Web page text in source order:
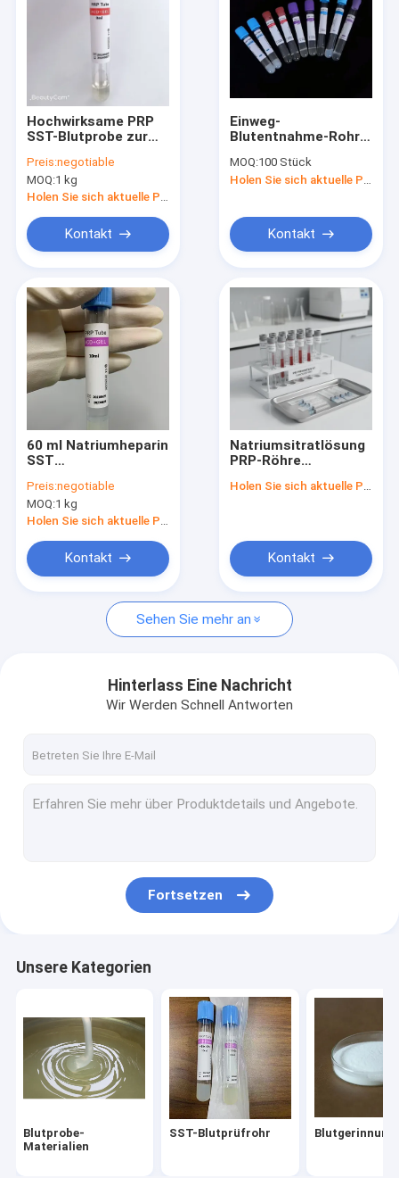
Produkte
Über uns
Fabrik Tour
Qualitätskontrolle
Referenzen
Blutprobe-Materialien
SST-Blutprüfrohr
Serum-Trennungs-Gel
Verbrauchsmaterialien für die medizinische Versorgung
Hochwirksame PRP
SST-Blutprobe zur
Osteoarthritis
Preis:negotiable
MOQ:1 kg
Holen Sie sich aktuelle Preis
Kontakt
Einweg-
Blutentnahme-Rohr
Einweg-Vakuum-
Steril-Rohr
MOQ:100 Stück
Kontakt
60 ml Natriumheparin
SST
PRP Vacutainer
Preis:negotiable
MOQ:1 kg
Holen Sie sich aktuelle Preis
Kontakt
Natriumsitratlösung
PRP-Röhre
Plasma-Präparate
Holen Sie sich aktuelle Preis
Kontakt
Sehen Sie mehr an
Hinterlass Eine Nachricht
Wir Werden Schnell Antworten
Fortsetzen
Unsere Kategorien
Blutprobe-
Materialien
SST-Blutprüfrohr